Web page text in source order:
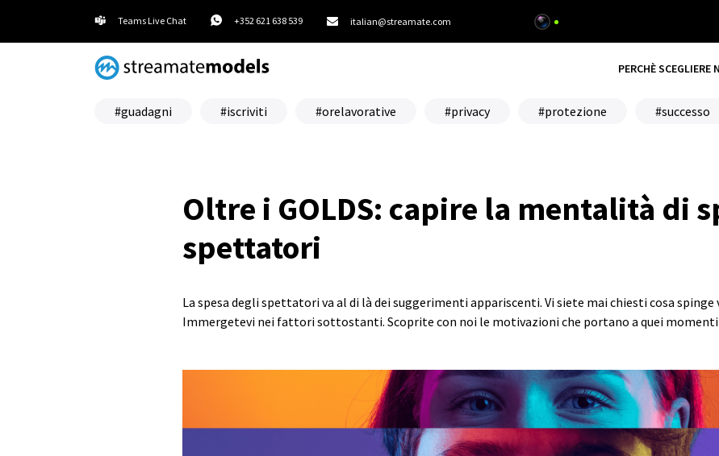
Teams Live Chat +352 621 638 539 italian@streamate.com
PERCHÈ SCEGLIERE
guadagni iscriviti orelavorative privacy protezione successo
Oltre i GOLDS: capire la mentalità di
spettatori
La spesa degli spettatori va al di là dei suggerimenti appariscenti. Vi siete mai chiesti cosa spinge
Immergetevi nei fattori sottostanti. Scoprite con noi le motivazioni che portano a quei momenti